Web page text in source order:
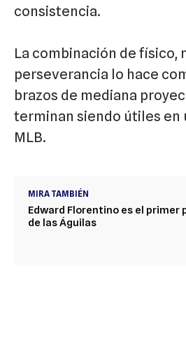
consistencia.
La combinación de físico,
perseverancia lo hace
brazos de mediana
terminan siendo útiles en
MLB.
MIRA TAMBIÉN
Edward Florentino es el primer
de las Águilas